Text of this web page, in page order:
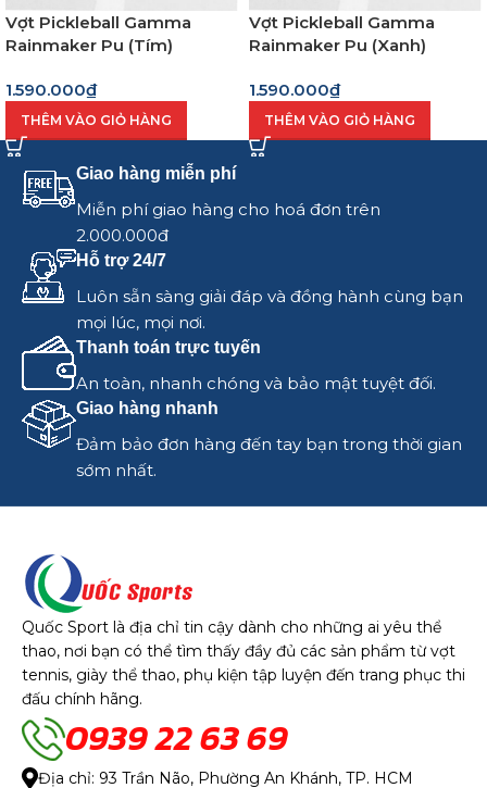
Vợt Pickleball Gamma
Rainmaker Pu (Tím)
1.590.000₫
THÊM VÀO GIỎ HÀNG
Vợt Pickleball Gamma
Rainmaker Pu (Xanh)
1.590.000₫
THÊM VÀO GIỎ HÀNG
Giao hàng miễn phí
Miễn phí giao hàng cho hoá đơn trên
2.000.000đ
Hỗ trợ 24/7
Luôn sẵn sàng giải đáp và đồng hành cùng bạn
mọi lúc, mọi nơi.
Thanh toán trực tuyến
An toàn, nhanh chóng và bảo mật tuyệt đối.
Giao hàng nhanh
Đảm bảo đơn hàng đến tay bạn trong thời gian
sớm nhất.
Quốc Sport là địa chỉ tin cậy dành cho những ai yêu thể
thao, nơi bạn có thể tìm thấy đầy đủ các sản phẩm từ vợt
tennis, giày thể thao, phụ kiện tập luyện đến trang phục thi
đấu chính hãng.
0939 22 63 69
Địa chỉ: 93 Trần Não, Phường An Khánh, TP. HCM